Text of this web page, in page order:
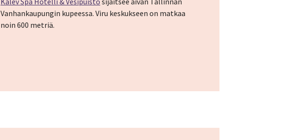
Vanhankaupungin kupeessa. Viru keskukseen on matkaa
noin 600 metriä.